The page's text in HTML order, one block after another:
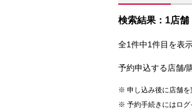
検索結果：1店舗
全1件中1件目を表
予約申込する店舗/
申し込み後に店舗を
予約手続きにはログ